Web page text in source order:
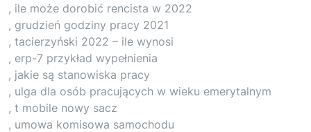
, ile może dorobić rencista w 2022
, grudzień godziny pracy 2021
, tacierzyński 2022 – ile wynosi
, erp-7 przykład wypełnienia
, jakie są stanowiska pracy
, ulga dla osób pracujących w wieku emerytalnym
, t mobile nowy sacz
, umowa komisowa samochodu